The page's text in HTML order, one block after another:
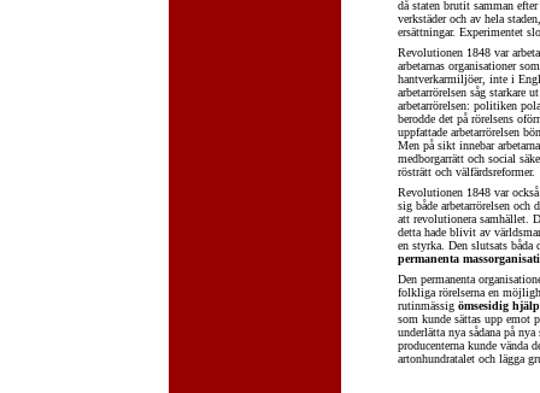
då staten brutit samman
verkstäder och av hela
ersättningar. Experimentet
Revolutionen 1848 var
arbetarnas organisationer
hantverkarmiljöer, inte i
arbetarrörelsen såg starkare
arbetarrörelsen: politiken
berodde det på rörelsens
uppfattade arbetarrörelsen
Men på sikt innebar
medborgarrätt och social
rösträtt och välfärdsreformer.
Revolutionen 1848 var
sig både arbetarrörelsen
att revolutionera samhället.
detta hade blivit av
en styrka. Den slutsats båda
permanenta
Den permanenta
folkliga rörelserna en
rutinmässig ömsesidig hjälp
som kunde sättas upp emot
underlätta nya sådana på
producenterna kunde vända
artonhundratalet och lägga